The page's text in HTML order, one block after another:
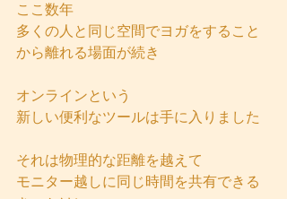
ここ数年
多くの人と同じ空間でヨガをすること
から離れる場面が続き
オンラインという
新しい便利なツールは手に入りました
それは物理的な距離を越えて
モニター越しに同じ時間を共有できる